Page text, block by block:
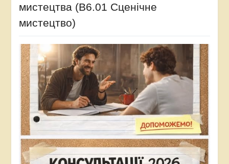
мистецтва (В6.01 Сценічне
мистецтво)